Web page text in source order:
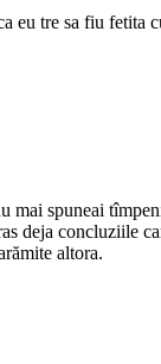
eu tre sa fiu
mai spuneai
deja concluziile
altora.